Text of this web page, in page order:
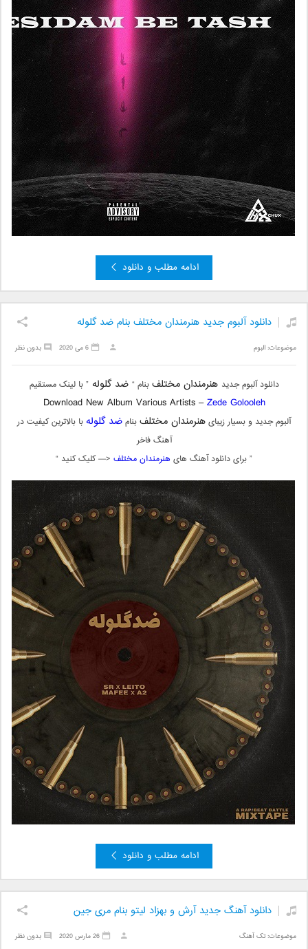
ادامه مطلب و دانلود
دانلود آلبوم جدید هنرمندان مختلف بنام ضد گلوله
موضوعات:البوم بدون نظر 6 می 2020
دانلود آلبوم جدید هنرمندان مختلفبنام “ ضد گلوله” با لینک مستقیم
Download New Album Various Artists –Zede Golooleh
آلبوم جدید و بسیار زیبایهنرمندان مختلفبنامضد گلولهبا بالاترین کیفیت در
آهنگ فاخر
” برای دانلود آهنگ های هنرمندان مختلف <— کلیک کنید “
ادامه مطلب و دانلود
دانلود آهنگ جدید آرش و بهزاد لیتو بنام مری جین
موضوعات:تک آهنگ بدون نظر 26 مارس 2020